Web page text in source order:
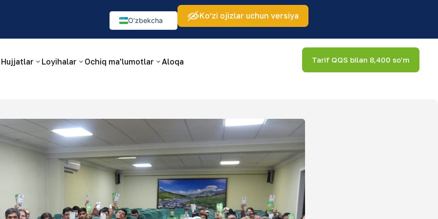
Изображения: 👁
O‘zbekcha
Русский
Ko‘zi ojizlar uchun versiya
Hujjatlar Loyihalar Ochiq ma'lumotlar Aloqa Tarif QQS bilan 8,400 so'm